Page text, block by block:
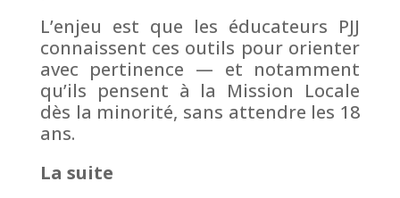
L’enjeu est que les éducateurs PJJ
connaissent ces outils pour orienter
avec pertinence — et notamment
qu’ils pensent à la Mission Locale
dès la minorité, sans attendre les 18
ans.
La suite